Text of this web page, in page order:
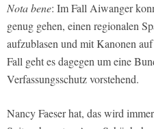
Nota bene: Im Fall Aiwanger
genug gehen, einen regionalen
aufzublasen und mit Kanonen
Fall geht es dagegen um eine
Verfassungsschutz vorstehend.
Nancy Faeser hat, das wird